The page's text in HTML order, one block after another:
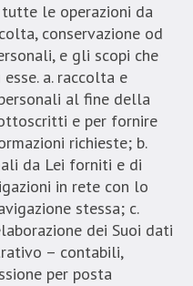
le operazioni da
conservazione od
e gli scopi che
a. raccolta e
al fine della
e per fornire
richieste; b.
da Lei forniti e di
in rete con lo
stessa; c.
dei Suoi dati
– contabili,
per posta